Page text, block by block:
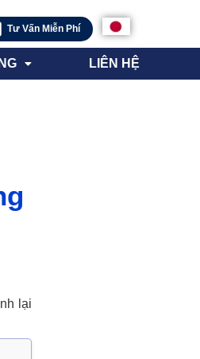
Tư Vấn Miễn Phí
LIÊN HỆ
lại